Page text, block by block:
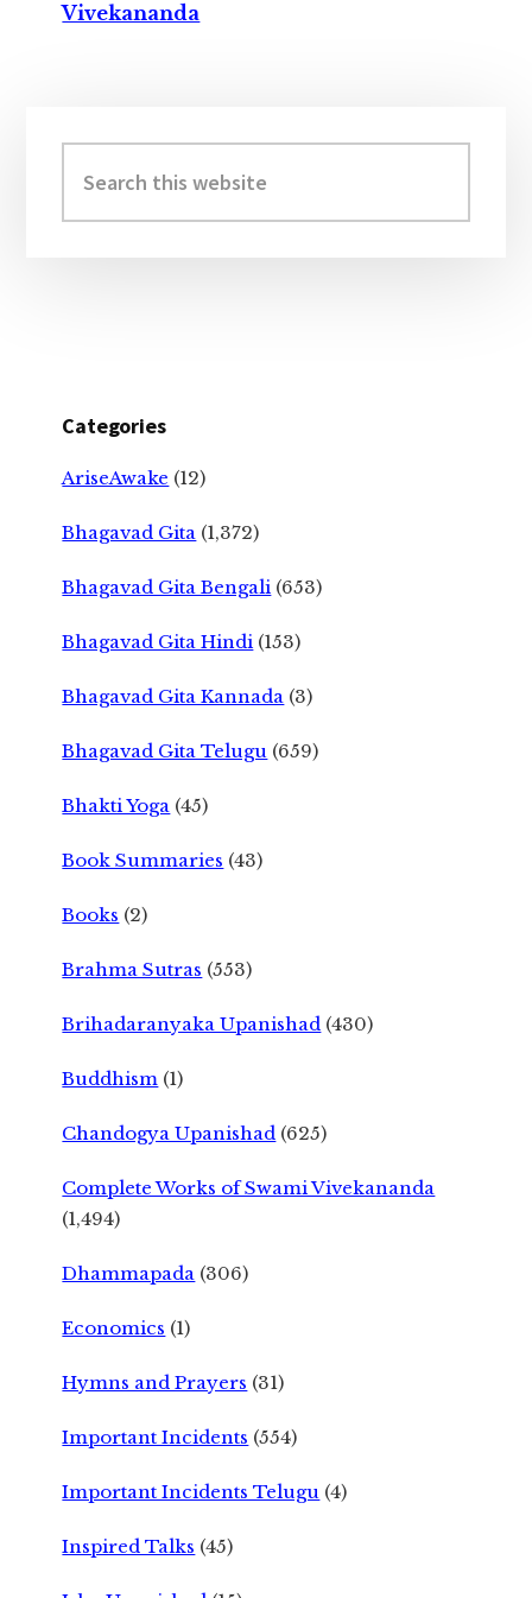
Vivekananda
Sidebar
this
website
Categories
AriseAwake (12)
Bhagavad Gita (1,372)
Bhagavad Gita Bengali (653)
Bhagavad Gita Hindi (153)
Bhagavad Gita Kannada (3)
Bhagavad Gita Telugu (659)
Bhakti Yoga (45)
Book Summaries (43)
Books (2)
Brahma Sutras (553)
Brihadaranyaka Upanishad (430)
Buddhism (1)
Chandogya Upanishad (625)
Complete Works of Swami Vivekananda
(1,494)
Dhammapada (306)
Economics (1)
Hymns and Prayers (31)
Important Incidents (554)
Important Incidents Telugu (4)
Inspired Talks (45)